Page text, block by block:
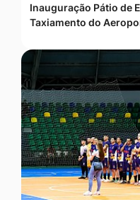
Inauguração Pátio de
Taxiamento do